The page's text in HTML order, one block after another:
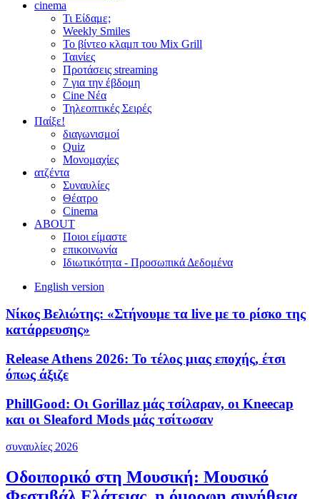
cinema
Τι Είδαμε;
Weekly Smiles
Το βίντεο κλαμπ του Mix Grill
Ταινίες
Προτάσεις streaming
7 για την έβδομη
Cine Νέα
Τηλεοπτικές Σειρές
Παίξε!
διαγωνισμοί
Quiz
Μονομαχίες
ατζέντα
Συναυλίες
Θέατρο
Cinema
ABOUT
Ποιοι είμαστε
επικοινωνία
Ιδιωτικότητα - Προσωπικά Δεδομένα
English version
Νίκος Βελιώτης: «Στήνουμε τα live με το ρίσκο της
κατάρρευσης»
Release Athens 2026: Το τέλος μιας εποχής, έτσι
όπως άξιζε
PhillGood: Οι Gorillaz μάς τσίλαραν, οι Kneecap
και οι Sleaford Mods μάς τσίτωσαν
συναυλίες 2026
Οδοιπορικό στη Μουσική: Μουσικό